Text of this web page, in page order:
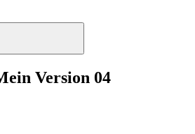
Version 04